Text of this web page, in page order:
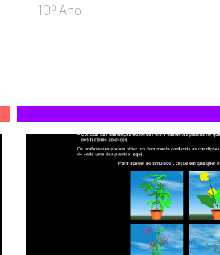
10º Ano